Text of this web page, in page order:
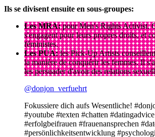
Ils se divisent ensuite en sous-groupes:
Les MRA:pour Men's Rights Activist.
s'engagent pour leurs propres droits, et
féministes.
Les PUA:les Pick-Up Artists
la manière de conquérir les femmes. Il
les persuader d'avoir des relations
@donjon_verfuehrt
Fokussiere dich aufs Wesentliche!
#youtube #texten #chatten #datingadvice
#erfolgbeifrauen #frauenansprechen
#persönlichkeitsentwicklung